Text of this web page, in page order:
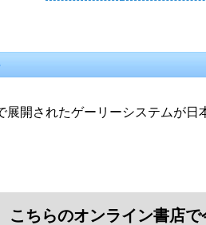
展開されたゲーリーシステムが日
こちらのオンライン書店